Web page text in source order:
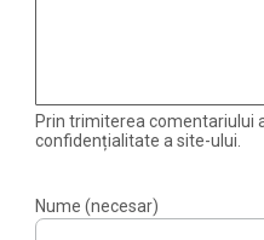
Prin trimiterea comentariului
confidențialitate a site-ului.
Nume (necesar)